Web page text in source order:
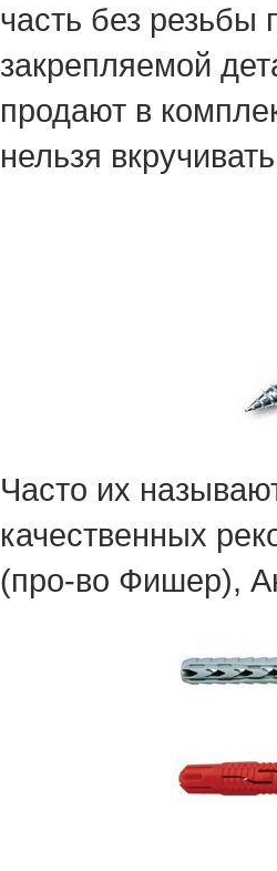
часть без резьбы
закрепляемой
продают в
нельзя
Часто их
качественных
(про-во Фишер),